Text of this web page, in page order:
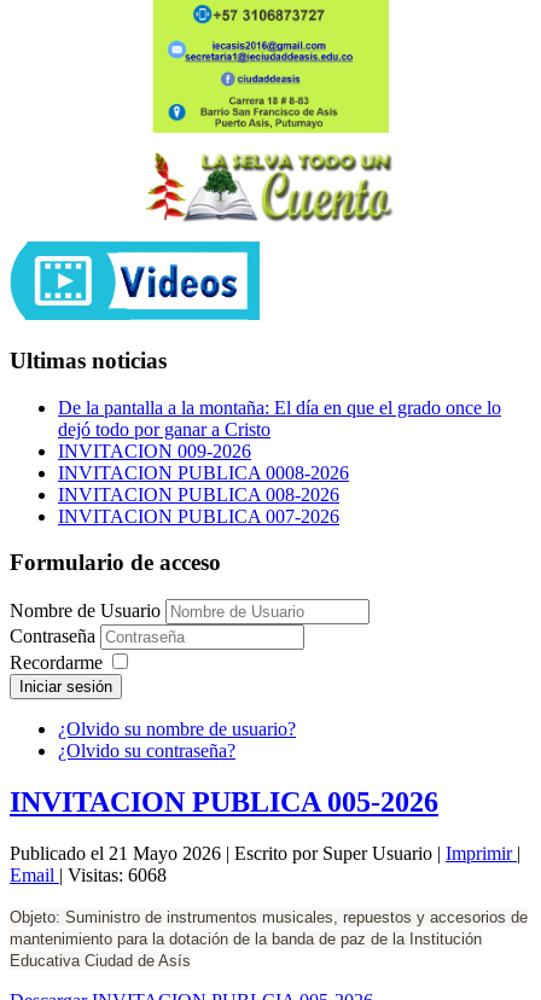
Ultimas noticias
De la pantalla a la montaña: El día en que el grado once lo
dejó todo por ganar a Cristo
INVITACION 009-2026
INVITACION PUBLICA 0008-2026
INVITACION PUBLICA 008-2026
INVITACION PUBLICA 007-2026
Formulario de acceso
Nombre de Usuario
Contraseña
Recordarme
Iniciar sesión
¿Olvido su nombre de usuario?
¿Olvido su contraseña?
INVITACION PUBLICA 005-2026
Publicado el 21 Mayo 2026 | Escrito por Super Usuario | Imprimir |
Email | Visitas: 6068
Objeto: Suministro de instrumentos musicales, repuestos y accesorios de
mantenimiento para la dotación de la banda de paz de la Institución
Educativa Ciudad de Asís